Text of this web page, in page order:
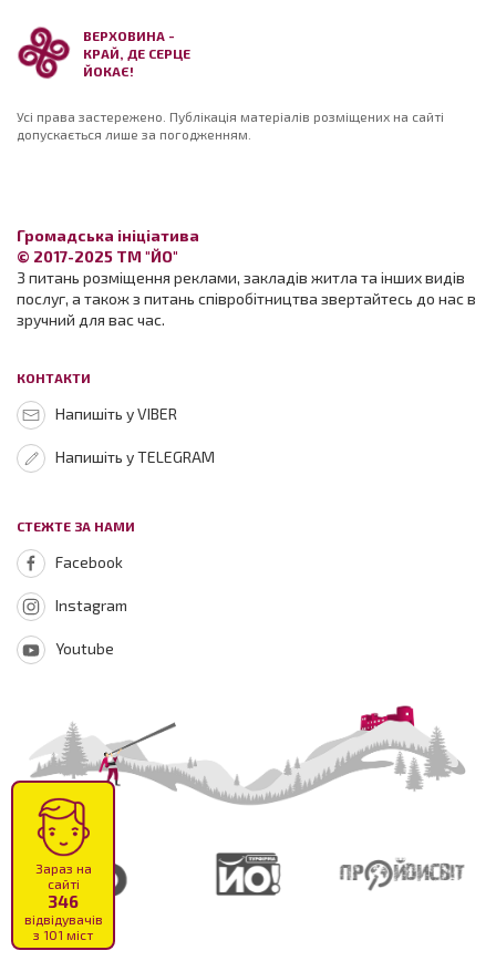
ВЕРХОВИНА -
КРАЙ, ДЕ СЕРЦЕ
ЙОКАЄ!
Усі права застережено. Публікація матеріалів розміщених на сайті
допускається лише за погодженням.
Громадська ініціатива
© 2017-2025 ТМ "ЙО"
З питань розміщення реклами, закладів житла та інших видів
послуг, а також з питань співробітництва звертайтесь до нас в
зручний для вас час.
КОНТАКТИ
Напишіть у VIBER
Напишіть у TELEGRAM
СТЕЖТЕ ЗА НАМИ
Facebook
Instagram
Youtube
Зараз на
сайті
346
відвідувачів
з 101 міст